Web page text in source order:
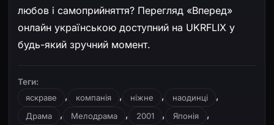
любов і самоприйняття? Перегляд «Вперед»
онлайн українською доступний на UKRFLIX у
будь-який зручний момент.
Теги:
яскраве
, компанія , ніжне , наодинці ,
Драма , Мелодрама , 2001 , Японія ,